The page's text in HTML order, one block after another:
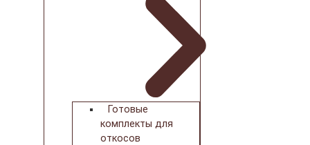
Готовые
комплекты для
откосов